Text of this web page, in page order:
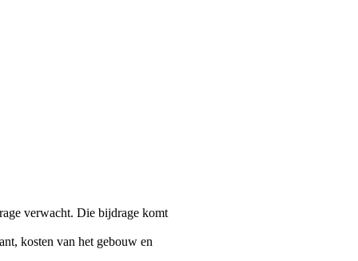
verwacht. Die bijdrage komt
kosten van het gebouw en